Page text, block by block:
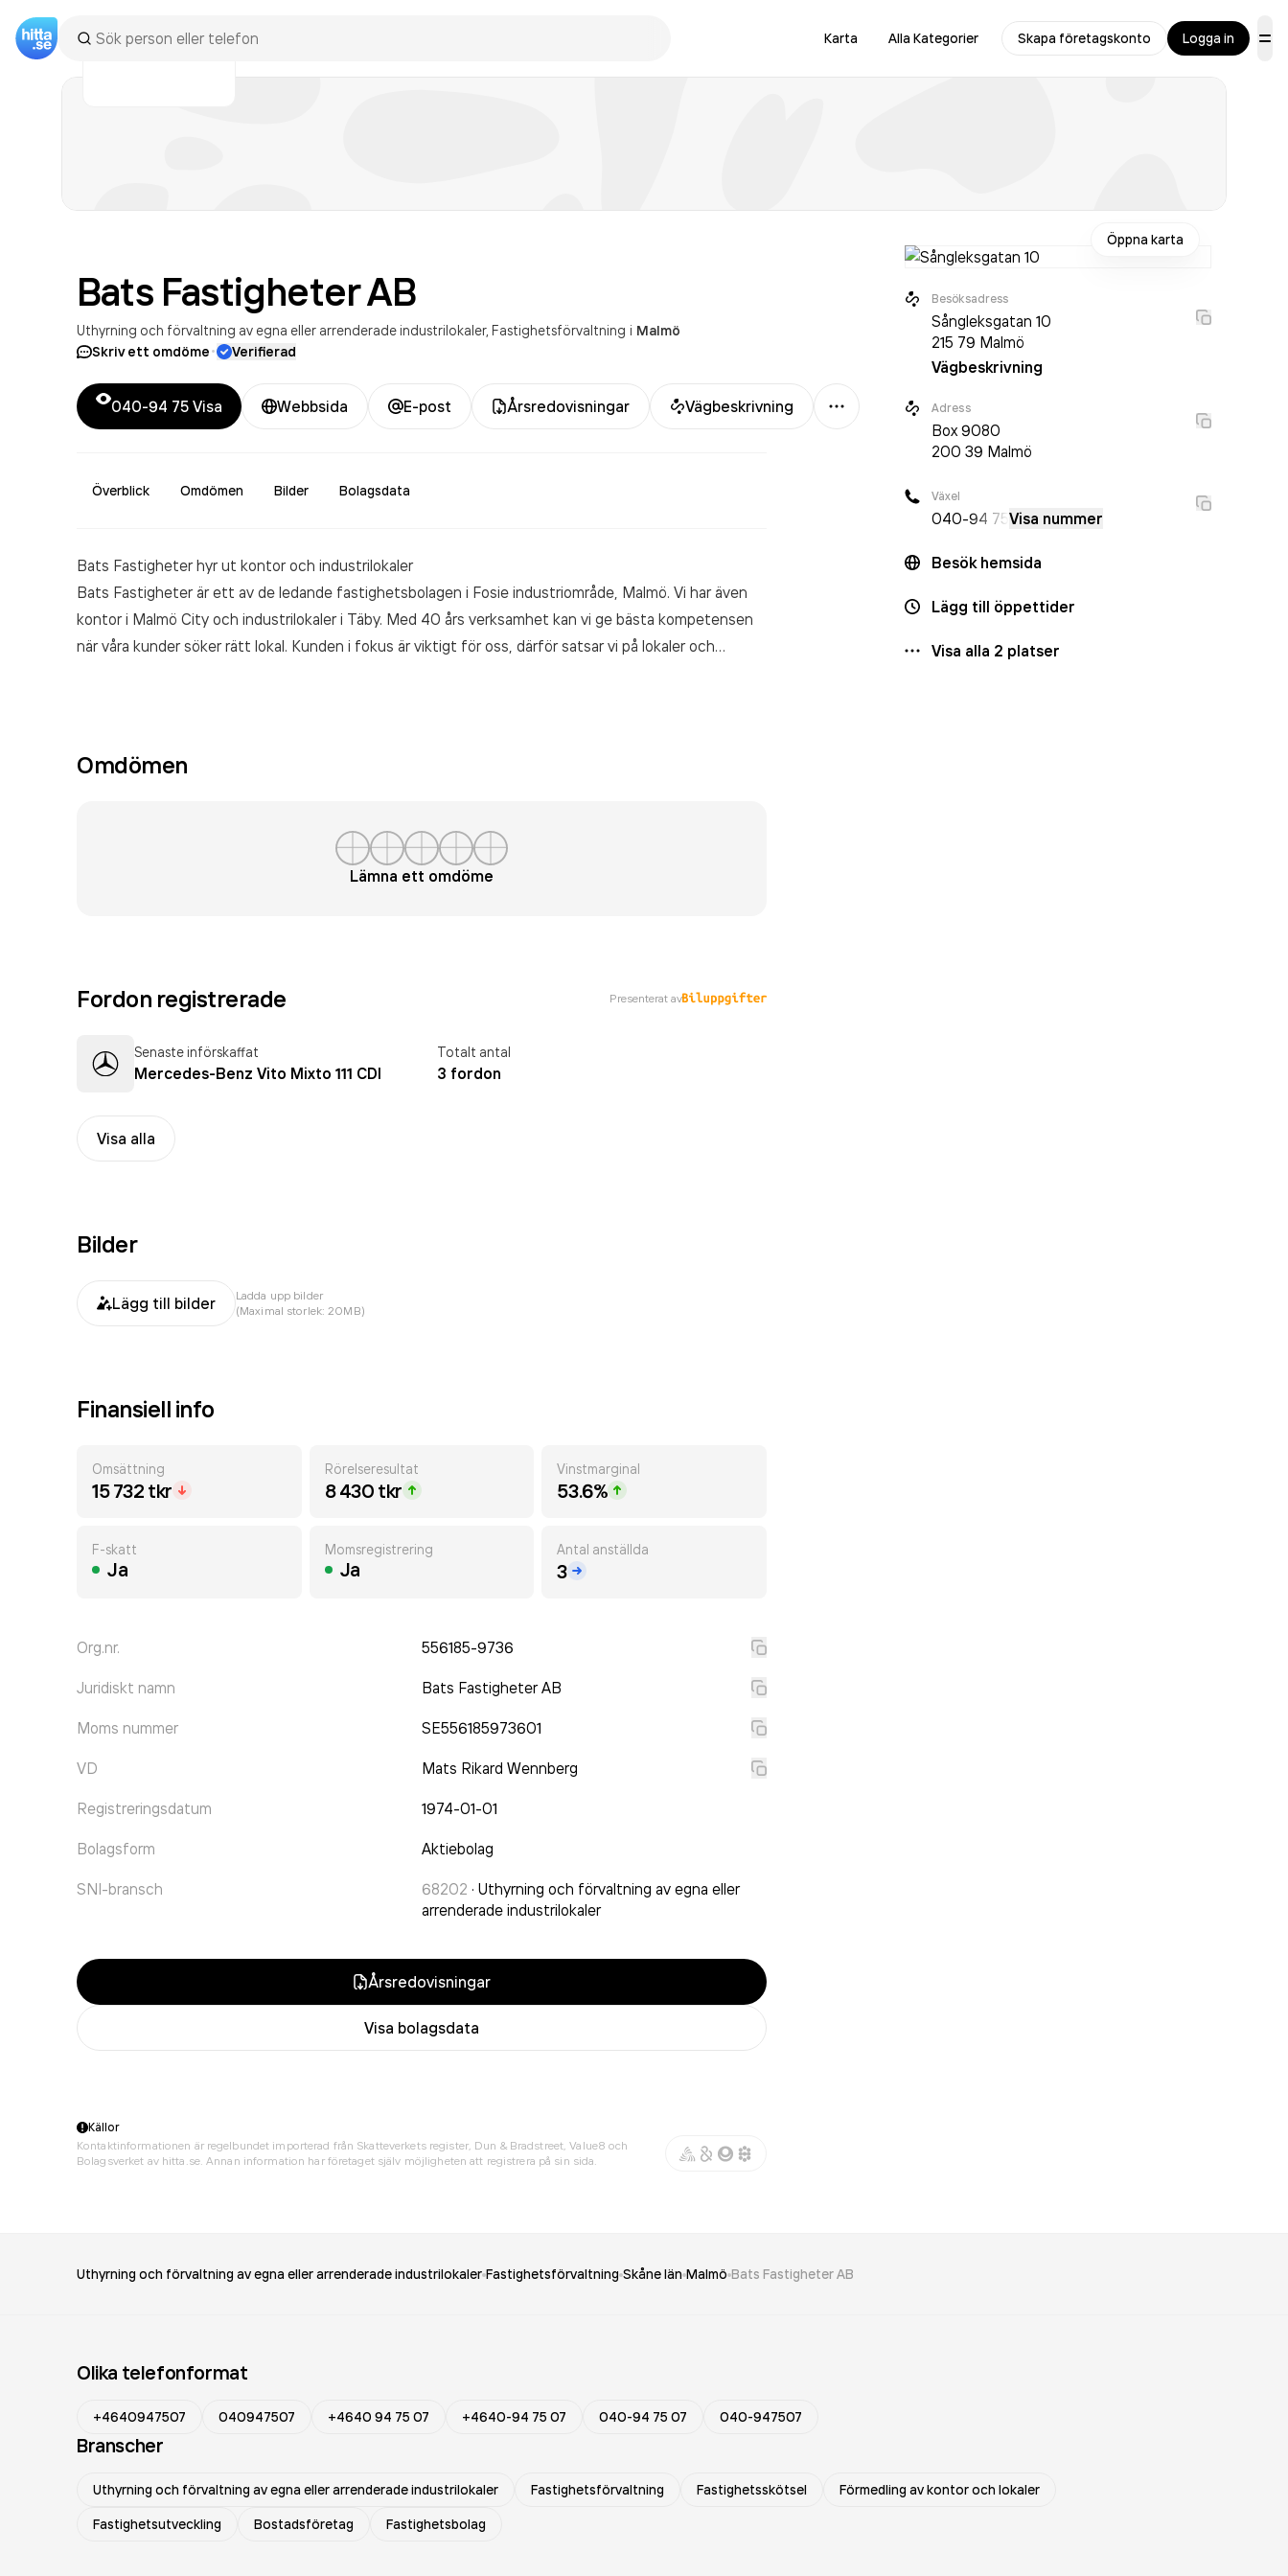
Karta Alla Kategorier Skapa företagskonto Logga in
Bats FastigheterAB
Uthyrning och förvaltning av egna eller arrenderade industrilokaler Fastighetsförvaltning i Malmö
Skriv ett omdöme· Verifierad
040-94 75 Visa Webbsida E-post Årsredovisningar Vägbeskrivning
Mer
Överblick Omdömen Bilder Bolagsdata
Bats Fastigheter hyr ut kontor och industrilokaler
Bats Fastigheter är ett av de ledande fastighetsbolagen i Fosie industriområde, Malmö. Vi har även
kontor i Malmö City och industrilokaler i Täby. Med 40 års verksamhet kan vi ge bästa kompetensen
när våra kunder söker rätt lokal. Kunden i fokus är viktigt för oss, därför satsar vi på lokaler och
Omdömen
Lämna ett omdöme
Fordon registrerade Presenterat av
Senaste införskaffat
Mercedes-Benz Vito Mixto 111 CDI
Totalt antal
3 fordon
Visa alla
Bilder
Lägg till bilder
Ladda upp bilder
(Maximal storlek: 20MB)
Finansiell info
Omsättning
15 732 tkr
Rörelseresultat
8 430 tkr
Vinstmarginal
53.6%
F-skatt
Ja
Momsregistrering
Ja
Antal anställda
3
Org.nr. 556185-9736
Juridiskt namn Bats Fastigheter AB
Moms nummer SE556185973601
VD Mats Rikard Wennberg
Registreringsdatum 1974-01-01
Bolagsform Aktiebolag
SNI-bransch 68202 · Uthyrning och förvaltning av egna eller
arrenderade industrilokaler
Årsredovisningar
Visa bolagsdata
Öppna karta
Besöksadress
Sångleksgatan 10
215 79 Malmö
Vägbeskrivning
Adress
Box9080
200 39 Malmö
Växel
040-94 75 Visa nummer
Besök hemsida
Lägg till öppettider
Visa alla 2 platser
Källor
Kontaktinformationen är regelbundet importerad från Skatteverkets register, Dun & Bradstreet, Value8 och
Bolagsverket av hitta.se. Annan information har företaget själv möjligheten att registrera på sin sida.
Uthyrning och förvaltning av egna eller arrenderade industrilokaler Fastighetsförvaltning Skåne län Malmö Bats Fastigheter AB
Olika telefonformat
+4640947507 040947507 +4640 94 75 07 +4640-94 75 07 040-94 75 07 040-947507
Branscher
Uthyrning och förvaltning av egna eller arrenderade industrilokaler Fastighetsförvaltning Fastighetsskötsel
Förmedling av kontor och lokaler
Fastighetsutveckling
Bostadsföretag Fastighetsbolag